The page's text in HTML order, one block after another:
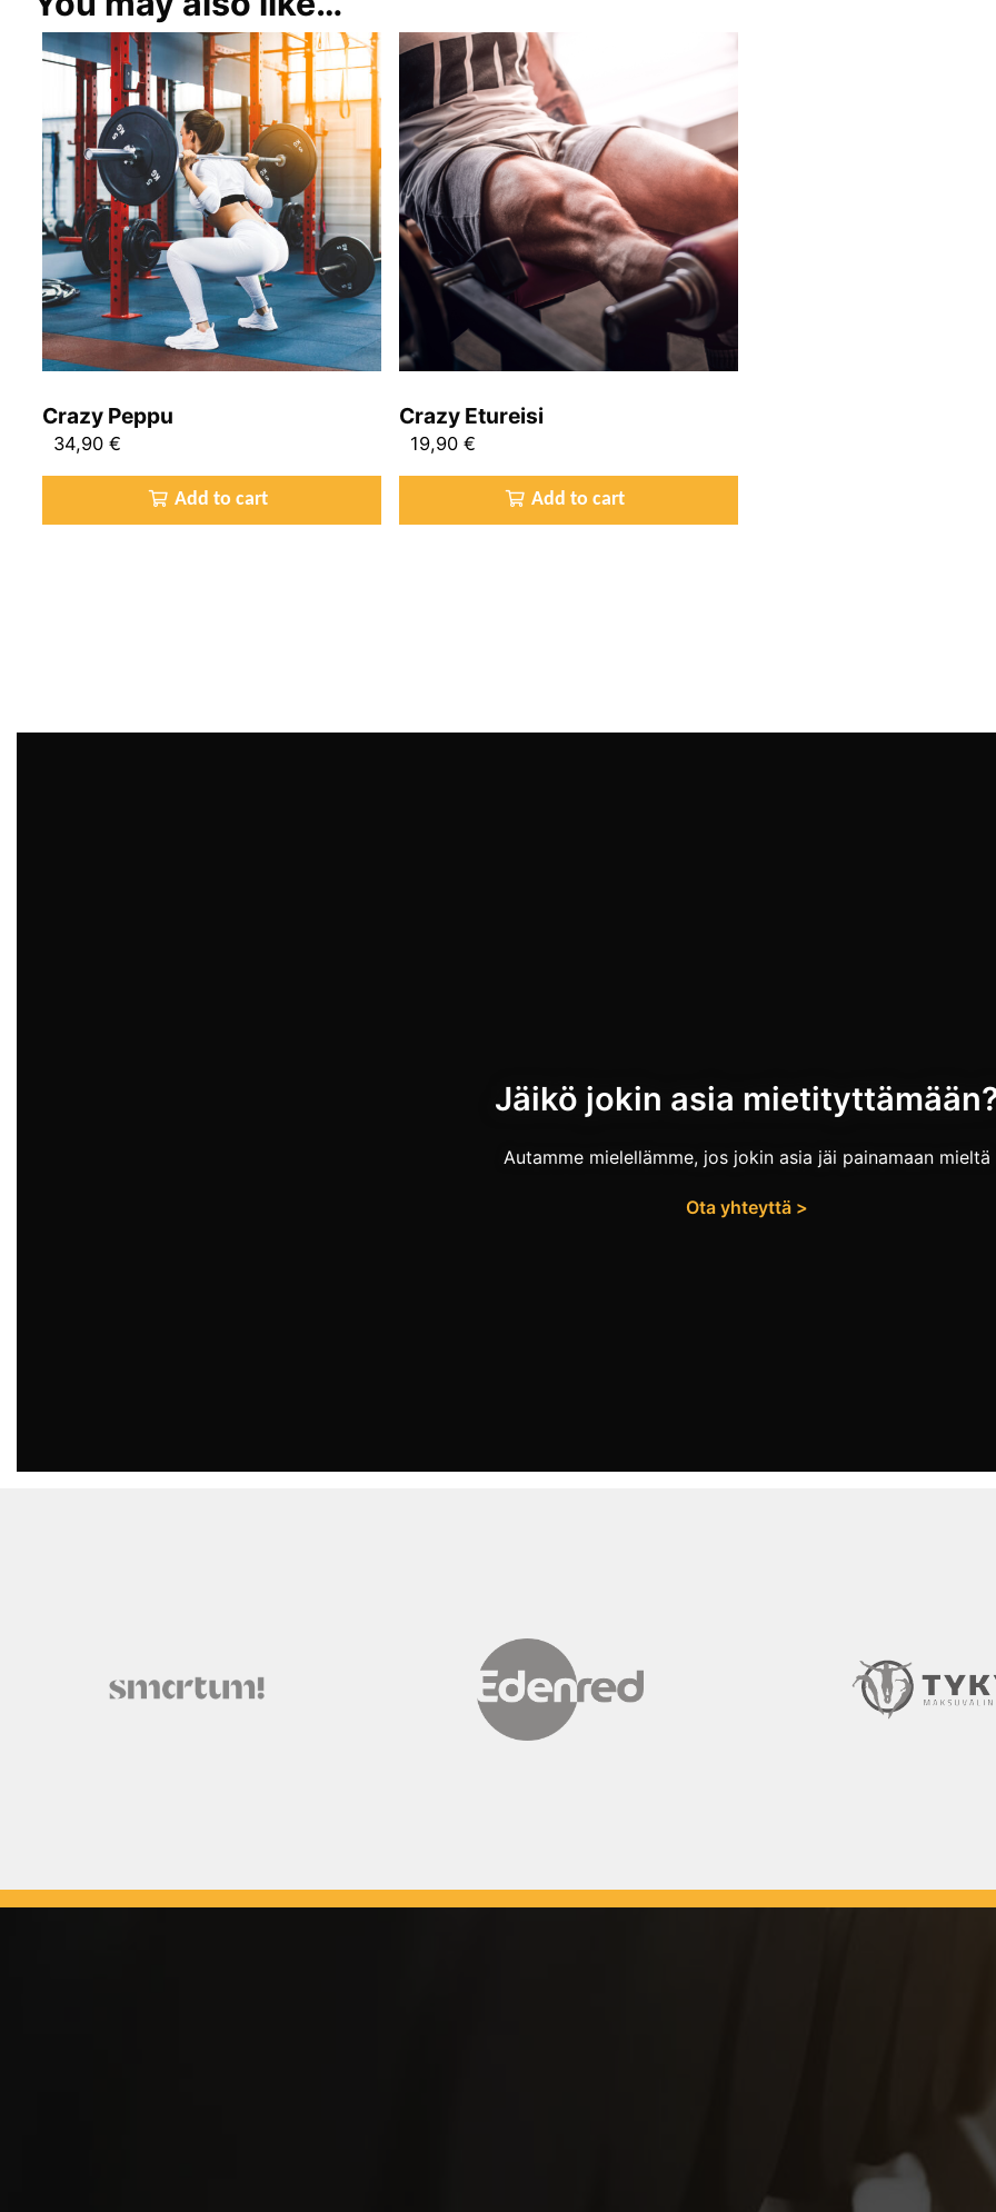
Crazy Peppu
34,90 €
Add to cart
Crazy Etureisi
19,90 €
Add to cart
Jäikö jokin asia
Autamme mielellämme, jos jokin asia jäi painamaan mieltä
Ota yhteyttä >